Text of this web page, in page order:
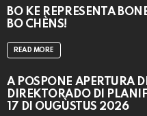
BO KE REPRESENTÁ
BO CHÈNS!
READ MORE
A POSPONÉ APERTURA
DIREKTORADO DI
17 DI OUGÙSTUS 2026